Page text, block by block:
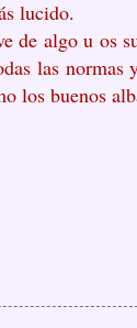
lucido.
de algo u os
las
los buenos